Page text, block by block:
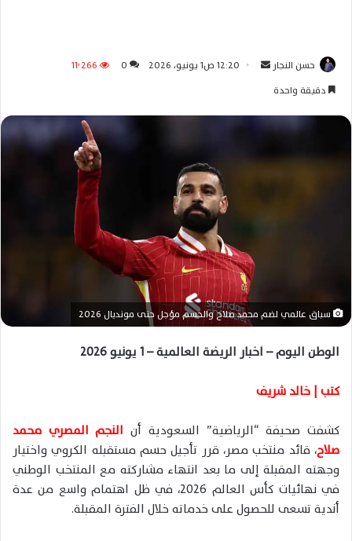
حسن النجار
ر
ر
و
ن
ا
12:20 ص1 يونيو، 2026 0
11٬266
دقيقة واحدة
سباق عالمي لضم محمد صلاح والحسم مؤجل حتى مونديال 2026
الوطن اليوم – اخبار الريضة العالمية – 1 يونيو 2026
كتب | خالد شريف
كشفت صحيفة “الرياضية” السعودية أن النجم المصري محمد
صلاح، قائد منتخب مصر، قرر تأجيل حسم مستقبله الكروي واختيار
وجهته المقبلة إلى ما بعد انتهاء مشاركته مع المنتخب الوطني
في نهائيات كأس العالم 2026، في ظل اهتمام واسع من عدة
أندية تسعى للحصول على خدماته خلال الفترة المقبلة.